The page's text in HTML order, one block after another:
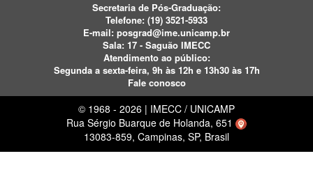
Secretaria de Pós-Graduação:
Telefone: (19) 3521-5933
E-mail: posgrad@ime.unicamp.br
Sala: 17 - Saguão IMECC
Atendimento ao público:
Segunda a sexta-feira, 9h às 12h e 13h30 às 17h
Fale conosco
© 1968 - 2026 | IMECC / UNICAMP
Rua Sérgio Buarque de Holanda, 651
13083-859, Campinas, SP, Brasil